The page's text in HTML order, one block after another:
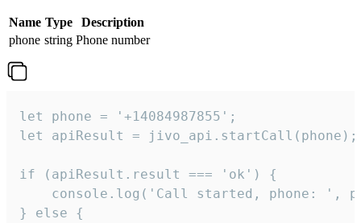
Name Type
Description
phone string Phone number
let phone = '+14084987855';
let apiResult = jivo_api.startCall(phone);
if (apiResult.result === 'ok') {
console.log('Call started, phone: ',
} else {